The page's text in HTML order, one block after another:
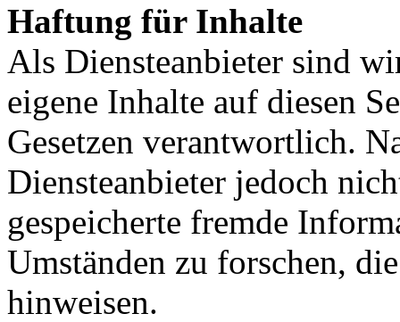
Haftung für Inhalte
Als Diensteanbieter sind
eigene Inhalte auf diesen
Gesetzen verantwortlich.
Diensteanbieter jedoch
gespeicherte fremde
Umständen zu forschen,
hinweisen.